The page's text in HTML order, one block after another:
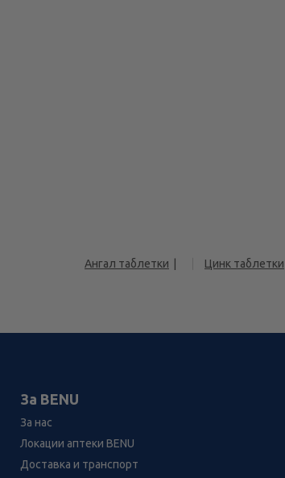
Ангал таблетки Цинк таблетки
За BENU
За нас
Локации аптеки BENU
Доставка и транспорт